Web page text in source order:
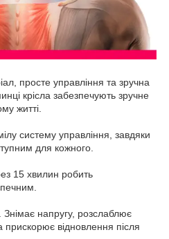
просте управління та зручна
крісла забезпечують зручне
житті.
систему управління, завдяки
для кожного.
15 хвилин робить
напругу, розслаблює
прискорює відновлення після